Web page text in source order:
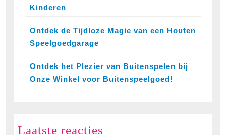
Kinderen
Ontdek de Tijdloze Magie van een Houten
Speelgoedgarage
Ontdek het Plezier van Buitenspelen bij
Onze Winkel voor Buitenspeelgoed!
Laatste reacties